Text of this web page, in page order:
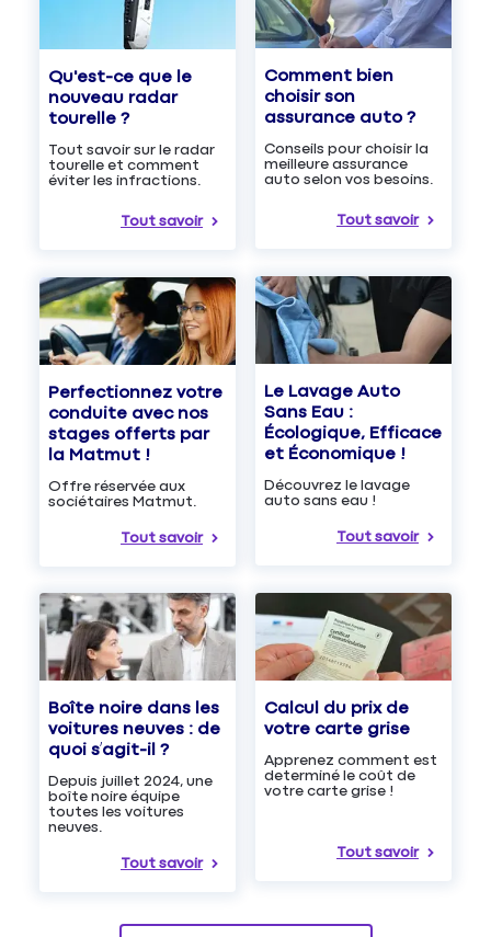
Qu'est-ce que le
nouveau radar
tourelle ?
Tout savoir sur le radar
tourelle et comment
éviter les infractions.
Tout savoir
Comment bien
choisir son
assurance auto ?
Conseils pour choisir la
meilleure assurance
auto selon vos besoins.
Tout savoir
Perfectionnez votre
conduite avec nos
stages offerts par
la Matmut !
Offre réservée aux
sociétaires Matmut.
Tout savoir
Le Lavage Auto
Sans Eau :
Écologique, Efficace
et Économique !
Découvrez le lavage
auto sans eau !
Tout savoir
Boîte noire dans les
voitures neuves : de
quoi s’agit-il ?
Depuis juillet 2024, une
boîte noire équipe
toutes les voitures
neuves.
Tout savoir
Calcul du prix de
votre carte grise
Apprenez comment est
determiné le coût de
votre carte grise !
Tout savoir